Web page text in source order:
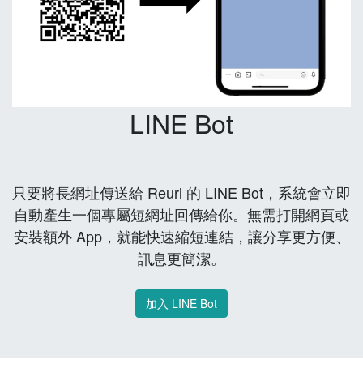
LINE Bot
只要將長網址傳送給 Reurl 的 LINE Bot，系統會立即
自動產生一個專屬短網址回傳給你。無需打開網頁或
安裝額外 App，就能快速縮短連結，讓分享更方便、
訊息更簡潔。
加入 LINE Bot